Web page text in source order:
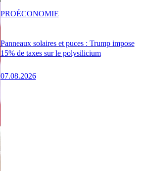
Panneaux solaires et puces : Trump impose
15% de taxes sur le polysilicium
07.08.2026
PROÉCONOMIE